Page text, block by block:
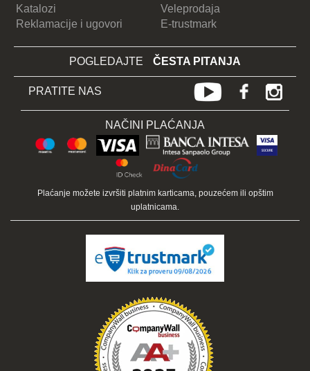
Katalozi
Veleprodaja
Reklamacije i ugovori
E-trustmark
POGLEDAJTE ČESTA PITANJA
PRATITE NAS
NAČINI PLAĆANJA
Plaćanje možete izvršiti platnim karticama, pouzećem ili opštim
uplatnicama.